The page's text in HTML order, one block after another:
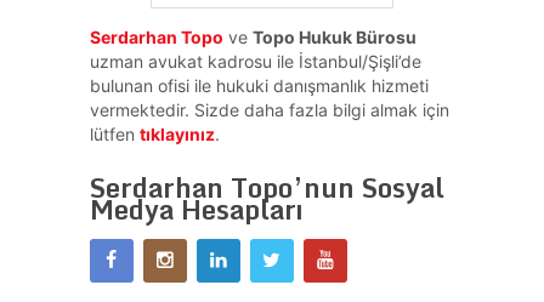
Serdarhan Topo ve Topo Hukuk Bürosu
uzman avukat kadrosu ile İstanbul/Şişli’de
bulunan ofisi ile hukuki danışmanlık hizmeti
vermektedir. Sizde daha fazla bilgi almak için
lütfen tıklayınız.
Serdarhan Topo’nun Sosyal
Medya Hesapları